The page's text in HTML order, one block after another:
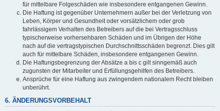
für mittelbare Folgeschäden wie insbesondere entgangenen Gewinn.
Die Haftung ist gegenüber Unternehmern außer bei der Verletzung von
Leben, Körper und Gesundheit oder vorsätzlichem oder grob
fahrlässigem Verhalten des Betreibers auf die bei Vertragsschluss
typischerweise vorhersehbaren Schäden und im Übrigen der Höhe
nach auf die vertragstypischen Durchschnittsschäden begrenzt. Dies gilt
auch für mittelbare Schäden, insbesondere entgangenen Gewinn.
Die Haftungsbegrenzung der Absätze a bis c gilt sinngemäß auch
zugunsten der Mitarbeiter und Erfüllungsgehilfen des Betreibers.
Ansprüche für eine Haftung aus zwingendem nationalem Recht bleiben
unberührt.
6. ÄNDERUNGSVORBEHALT